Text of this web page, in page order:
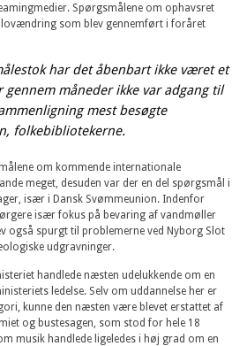
Spørgsmålene om ophavsret
lovændring som blev gennemført i foråret
har det åbenbart ikke været et
måneder ikke var adgang til
mest besøgte
folkebibliotekerne.
om kommende internationale
meget, desuden var der en del spørgsmål i
især i Dansk Svømmeunion. Indenfor
især fokus på bevaring af vandmøller
også spurgt til problemerne ved Nyborg Slot
udgravninger.
handlede næsten udelukkende om en
ledelse. Selv om uddannelse her er
kunne den næsten være blevet erstattet af
og bustesagen, som stod for hele 18
musik handlede ligeledes i høj grad om en